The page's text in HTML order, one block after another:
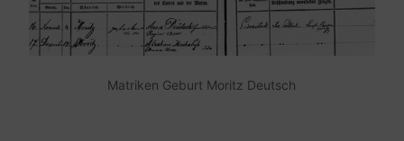
Matriken Geburt Moritz Deutsch